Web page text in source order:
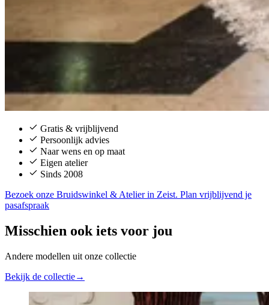
Gratis & vrijblijvend
Persoonlijk advies
Naar wens en op maat
Eigen atelier
Sinds 2008
Bezoek onze Bruidswinkel & Atelier in Zeist. Plan vrijblijvend je
pasafspraak
Misschien ook iets voor jou
Andere modellen uit onze collectie
Bekijk de collectie→